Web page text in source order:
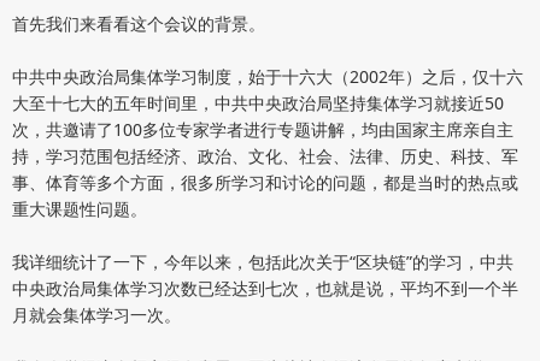
首先我们来看看这个会议的背景。
中共中央政治局集体学习制度，始于十六大（2002年）之后，仅十六
大至十七大的五年时间里，中共中央政治局坚持集体学习就接近50
次，共邀请了100多位专家学者进行专题讲解，均由国家主席亲自主
持，学习范围包括经济、政治、文化、社会、法律、历史、科技、军
事、体育等多个方面，很多所学习和讨论的问题，都是当时的热点或
重大课题性问题。
我详细统计了一下，今年以来，包括此次关于“区块链”的学习，中共
中央政治局集体学习次数已经达到七次，也就是说，平均不到一个半
月就会集体学习一次。